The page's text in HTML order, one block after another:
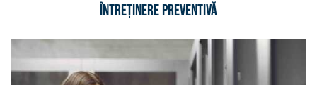
Întreținere preventivă